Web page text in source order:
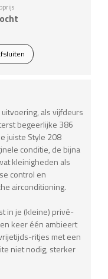
als vijfdeurs
begeerlijke 386
juiste Style 208
conditie, de bijna
kleinigheden als
control en
airconditioning.
in je (kleine) privé-
keer één ambieert
ritjes met een
niet nodig, sterker